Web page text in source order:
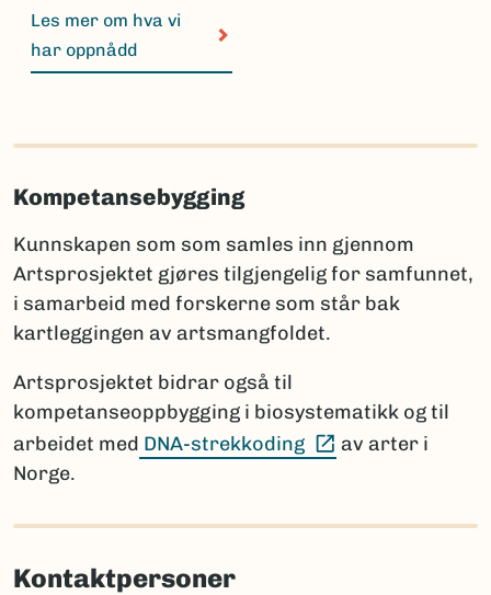
Les mer om hva vi
har oppnådd
Kompetansebygging
Kunnskapen som som samles inn gjennom
Artsprosjektet gjøres tilgjengelig for samfunnet,
i samarbeid med forskerne som står bak
kartleggingen av artsmangfoldet.
Artsprosjektet bidrar også til
kompetanseoppbygging i biosystematikk og til
arbeidet med DNA-strekkoding (Ekstern lenke)
av arter i
Norge.
Kontaktpersoner